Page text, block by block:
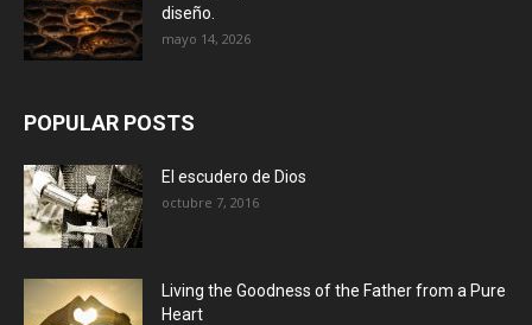
diseño.
mayo 14, 2026
POPULAR POSTS
El escudero de Dios
octubre 7, 2016
Living the Goodness of the Father from a Pure
Heart